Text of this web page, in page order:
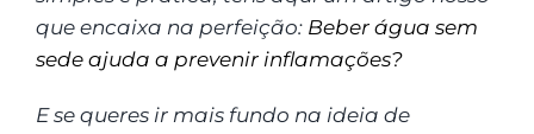
que encaixa na perfeição: Beber água sem
sede ajuda a prevenir inflamações?
E se queres ir mais fundo na ideia de